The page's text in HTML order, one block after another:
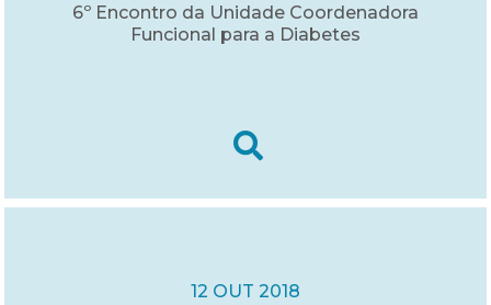
6º Encontro da Unidade Coordenadora
Funcional para a Diabetes
12 OUT 2018